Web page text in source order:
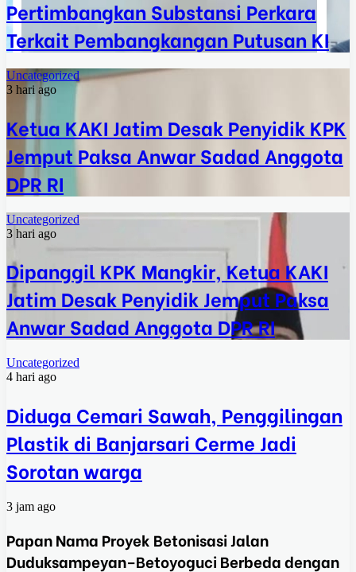
Pertimbangkan Substansi Perkara
Terkait Pembangkangan Putusan KI
Uncategorized
3 hari ago
Ketua KAKI Jatim Desak Penyidik KPK
Jemput Paksa Anwar Sadad Anggota
DPR RI
Uncategorized
3 hari ago
Dipanggil KPK Mangkir, Ketua KAKI
Jatim Desak Penyidik Jemput Paksa
Anwar Sadad Anggota DPR RI
Uncategorized
4 hari ago
Diduga Cemari Sawah, Penggilingan
Plastik di Banjarsari Cerme Jadi
Sorotan warga
3 jam ago
Papan Nama Proyek Betonisasi Jalan
Duduksampeyan–Betoyoguci Berbeda dengan